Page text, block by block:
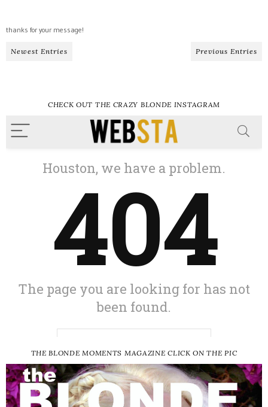
thanks for your message!
Newest Entries Previous Entries
CHECK OUT THE CRAZY BLONDE INSTAGRAM
THE BLONDE MOMENTS MAGAZINE CLICK ON THE PIC